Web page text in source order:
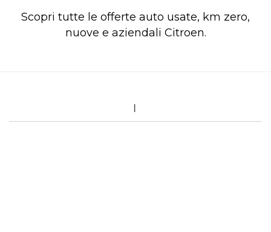
Scopri tutte le offerte auto usate, km zero,
nuove e aziendali Citroen.